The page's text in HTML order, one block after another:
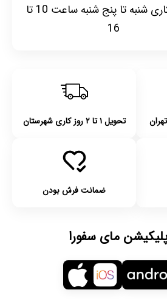
ساعت کاری شنبه تا پنج شنبه ساعت 10 تا
16
تحویل ۱ تا ۲ روز کاری شهرستان
ضمانت فرش بودن
مای سفورا